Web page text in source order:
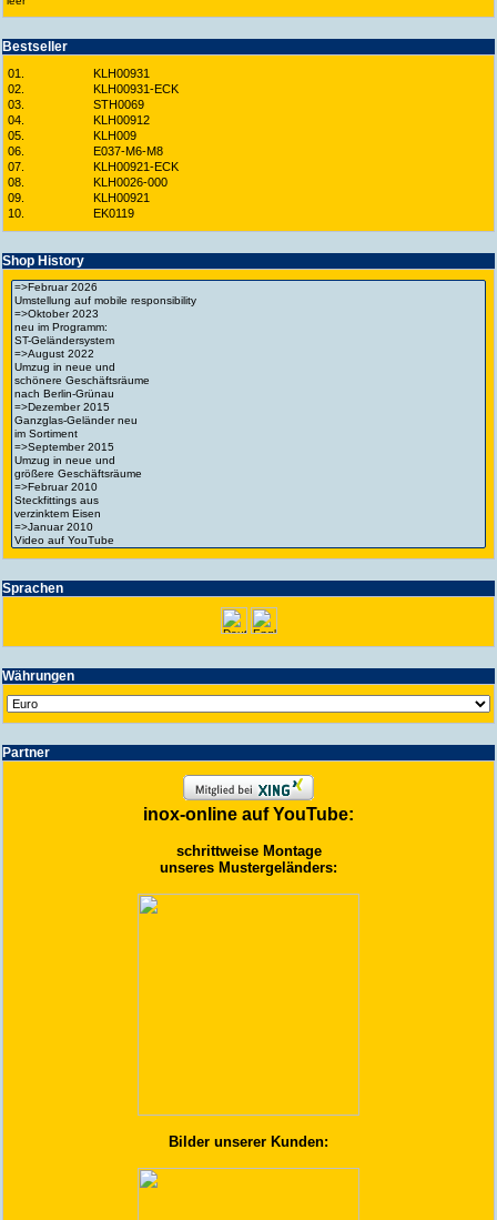
Best­seller
01.
KLH00931
02.
KLH00931-ECK
03.
STH0069
04.
KLH00912
05.
KLH009
06.
E037-M6-M8
07.
KLH00921-ECK
08.
KLH0026-000
09.
KLH00921
10.
EK0119
Shop History
Spra­chen
Wäh­run­gen
Partner
inox-online auf YouTube:
schrittweise Montage
unseres Mustergeländers:
Bilder unserer Kunden: